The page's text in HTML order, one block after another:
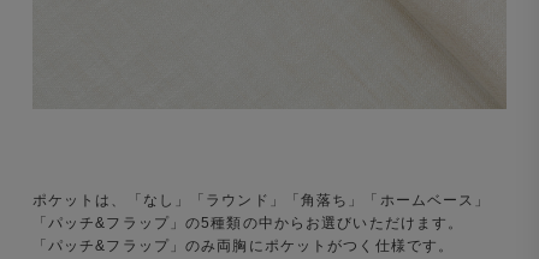
ポケットは、「なし」「ラウンド」「角落ち」「ホームベース」
「パッチ&フラップ」の5種類の中からお選びいただけます。
「パッチ&フラップ」のみ両胸にポケットがつく仕様です。